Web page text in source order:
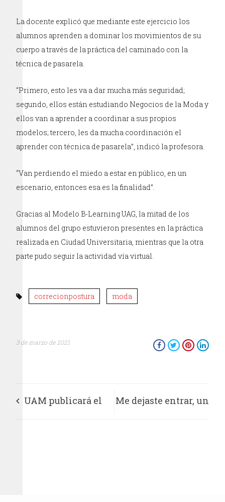
La docente explicó que mediante este ejercicio los
alumnos aprenden a dominar los movimientos de su
cuerpo a través de la práctica del caminado con la
técnica de pasarela.
“Primero, esto les va a dar mucha más seguridad;
segundo, ellos están estudiando Negocios de la Moda y
ellos van a aprender a coordinar a sus propios
modelos; tercero, les da mucha coordinación el
aprender con técnica de pasarela”, indicó la profesora.
“Van perdiendo el miedo a estar en público, en un
escenario, entonces esa es la finalidad”.
Gracias al Modelo B-Learning UAG, la mitad de los
alumnos del grupo estuvieron presentes en la práctica
realizada en Ciudad Universitaria, mientras que la otra
parte pudo seguir la actividad vía virtual.
correcionpostura moda
3 de marzo de 2021
UAM publicará el Me dejaste entrar, un